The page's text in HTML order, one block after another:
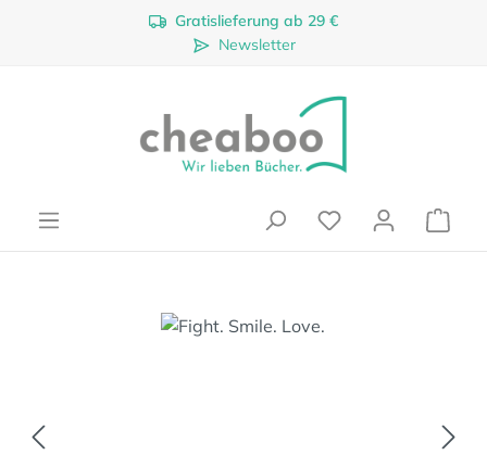
Zum Hauptinhalt springenGratislieferung ab 29 €
Newsletter
Bildergalerie überspringen